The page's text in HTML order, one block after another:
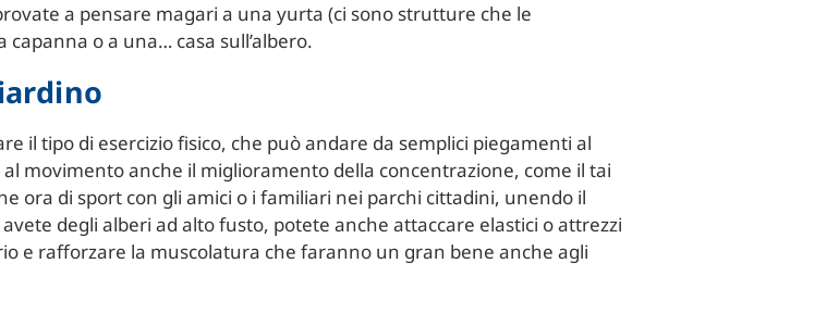
a pensare magari a una yurta (ci sono strutture che le
o a una… casa sull’albero.
il tipo di esercizio fisico, che può andare da semplici piegamenti al
movimento anche il miglioramento della concentrazione, come il tai
ora di sport con gli amici o i familiari nei parchi cittadini, unendo il
degli alberi ad alto fusto, potete anche attaccare elastici o attrezzi
e rafforzare la muscolatura che faranno un gran bene anche agli